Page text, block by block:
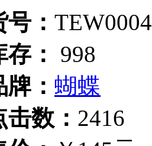
：
：
998
： 蝴蝶
数： 2416